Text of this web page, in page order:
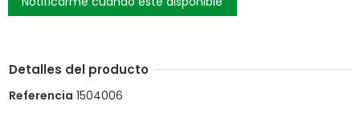
Detalles del producto
Referencia 1504006